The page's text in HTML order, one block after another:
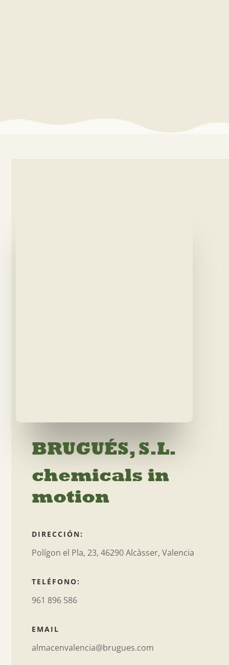
BRUGUÉS, S.L.
chemicals in
motion
DIRECCIÓN:
Polígon el Pla, 23, 46290 Alcàsser, Valencia
TELÉFONO:
961 896 586
EMAIL
almacenvalencia@brugues.com